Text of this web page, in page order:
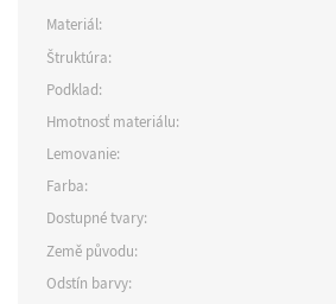
Materiál:
Štruktúra:
Podklad:
Hmotnosť materiálu:
Lemovanie:
Farba:
Dostupné tvary:
Země původu:
Odstín barvy: